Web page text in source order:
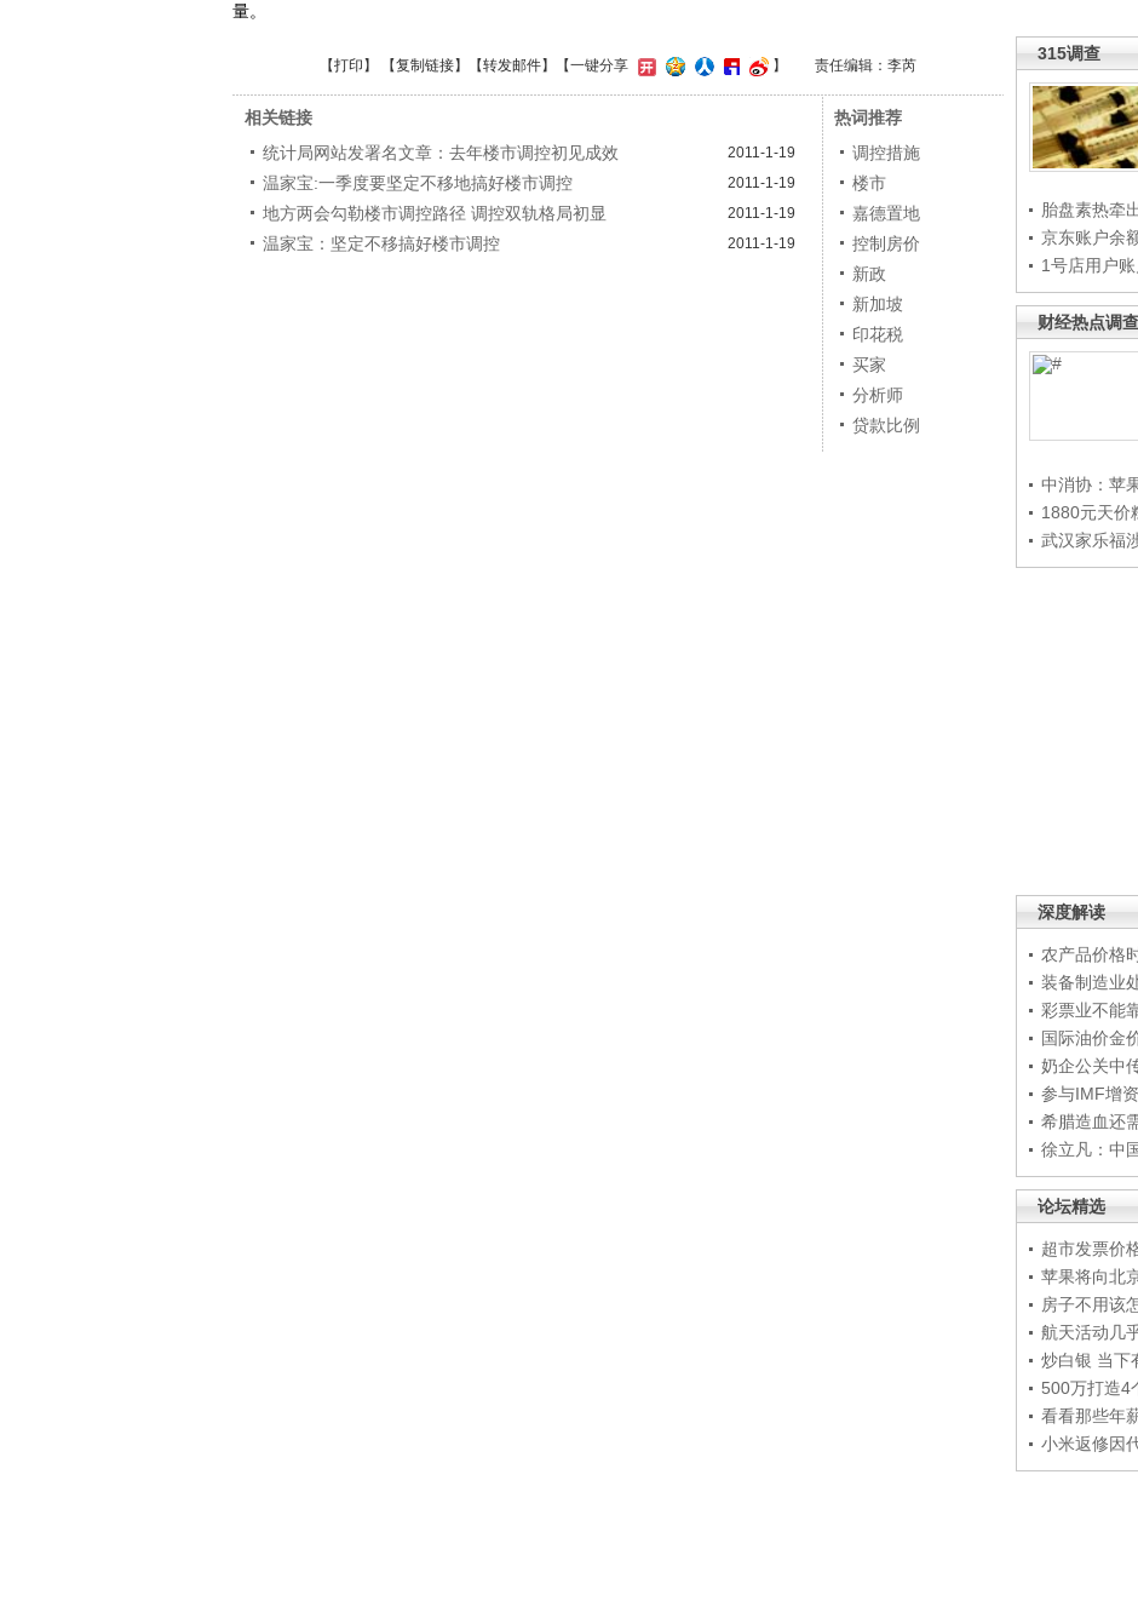
315调查
胎盘素热牵
京东账户余
1号店用户
财经热点调查
中消协：苹
1880元天价
武汉家乐福
深度解读
农产品价格
装备制造业
彩票业不能
国际油价金
奶企公关中
参与IMF增
希腊造血还
徐立凡：中
论坛精选
超市发票价
苹果将向北
房子不用该
航天活动几
炒白银 当下
500万打造4
看看那些年
小米返修因
量。
【打印 】 【复制链接】【转发邮件】 【一键分享 】 责任编辑：李芮
相关链接
统计局网站发署名文章：去年楼市调控初见成效
2011-1-19
温家宝:一季度要坚定不移地搞好楼市调控 2011-1-19
地方两会勾勒楼市调控路径 调控双轨格局初显 2011-1-19
温家宝：坚定不移搞好楼市调控 2011-1-19
热词推荐
调控措施
楼市
嘉德置地
控制房价
新政
新加坡
印花税
买家
分析师
贷款比例